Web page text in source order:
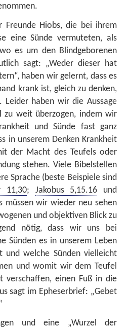
Freunde Hiobs, die bei ihrem
eine Sünde vermuteten, als
es um den Blindgeborenen
sagt: „Weder dieser hat
haben wir gelernt, dass es
krank ist, gleich zu denken,
Leider haben wir die Aussage
zu weit überzogen, indem wir
und Sünde fast ganz
in unserem Denken Krankheit
der Macht des Teufels oder
stehen. Viele Bibelstellen
Sprache (beste Beispiele sind
11,30; Jakobus 5,15.16 und
müssen wir wieder neu sehen
und objektiven Blick zu
nötig, dass wir uns bei
Sünden es in unserem Leben
und welche Sünden vielleicht
und womit wir dem Teufel
verschaffen, einen Fuß in die
sagt im Epheserbrief: „Gebet
und eine „Wurzel der